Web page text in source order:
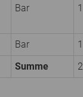
Bar
Bar
Summe